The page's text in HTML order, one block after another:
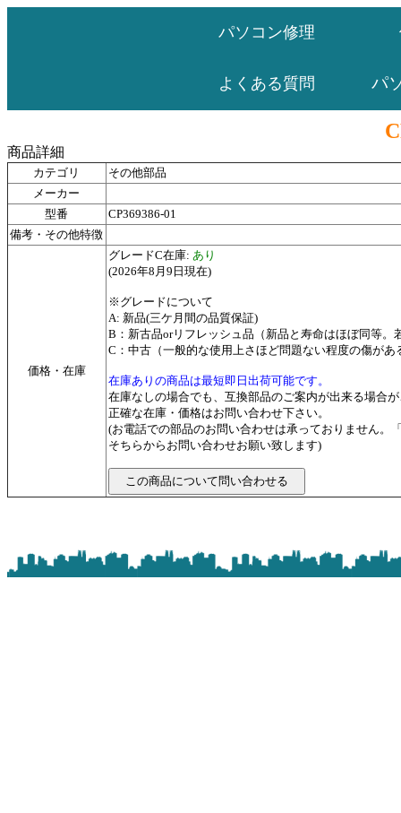
パソコン修理
よくある質問 パ
商品詳細
カテゴリ
その他部品
メーカー
型番
CP369386-01
備考・その他特徴
価格・在庫
グレードC在庫: あり
(2026年8月9日現在)
※グレードについて
A: 新品(三ケ月間の品質保証)
B：新古品orリフレッシュ品（新品と寿命はほぼ同等
C：中古（一般的な使用上さほど問題ない程度の傷が
在庫ありの商品は最短即日出荷可能です。
在庫なしの場合でも、互換部品のご案内が出来る場合
正確な在庫・価格はお問い合わせ下さい。
(お電話での部品のお問い合わせは承っておりません。
そちらからお問い合わせお願い致します)